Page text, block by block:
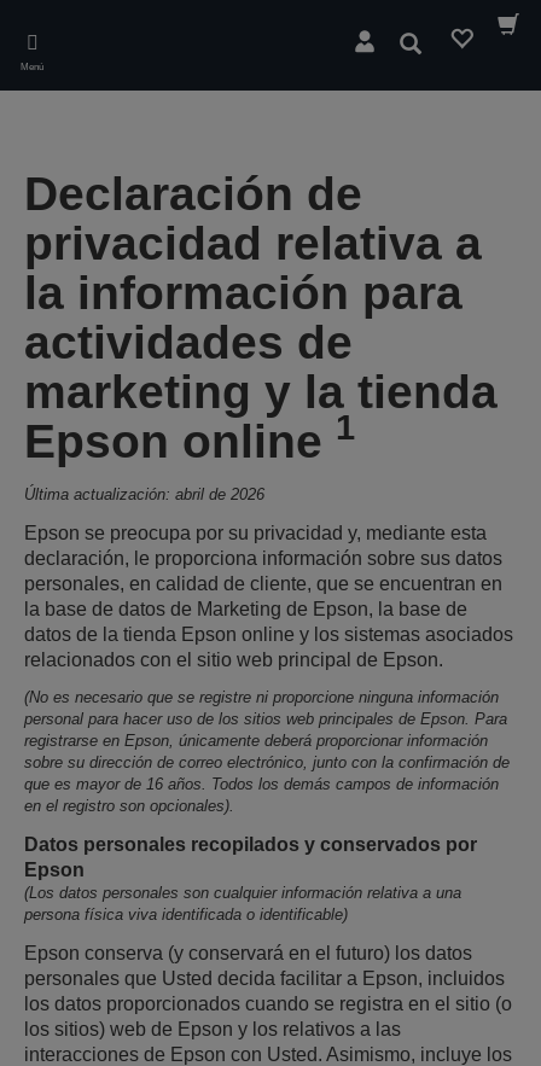
main
content
Menú
Buscar
Declaración de
privacidad relativa a
la información para
actividades de
marketing y la tienda
Epson online 1
Última actualización: abril de 2026
Epson se preocupa por su privacidad y, mediante esta
declaración, le proporciona información sobre sus datos
personales, en calidad de cliente, que se encuentran en
la base de datos de Marketing de Epson, la base de
datos de la tienda Epson online y los sistemas asociados
relacionados con el sitio web principal de Epson.
(No es necesario que se registre ni proporcione ninguna información
personal para hacer uso de los sitios web principales de Epson. Para
registrarse en Epson, únicamente deberá proporcionar información
sobre su dirección de correo electrónico, junto con la confirmación de
que es mayor de 16 años. Todos los demás campos de información
en el registro son opcionales).
Datos personales recopilados y conservados por
Epson
(Los datos personales son cualquier información relativa a una
persona física viva identificada o identificable)
Epson conserva (y conservará en el futuro) los datos
personales que Usted decida facilitar a Epson, incluidos
los datos proporcionados cuando se registra en el sitio (o
los sitios) web de Epson y los relativos a las
interacciones de Epson con Usted. Asimismo, incluye los